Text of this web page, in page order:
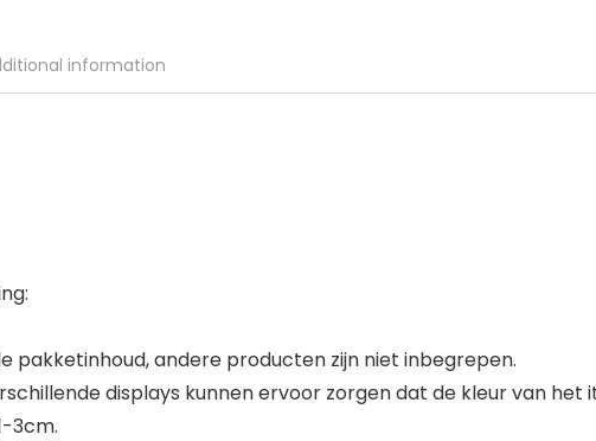
information
pakketinhoud, andere producten zijn niet inbegrepen.
displays kunnen ervoor zorgen dat de kleur van
3cm.